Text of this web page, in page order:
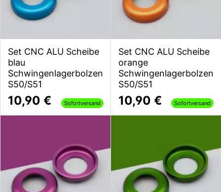
Set CNC ALU Scheibe
blau
Schwingenlagerbolzen
S50/S51
10,90 € Sofortversand
Set CNC ALU Scheibe
orange
Schwingenlagerbolzen
S50/S51
10,90 € Sofortversand